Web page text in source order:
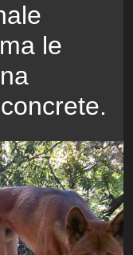
le